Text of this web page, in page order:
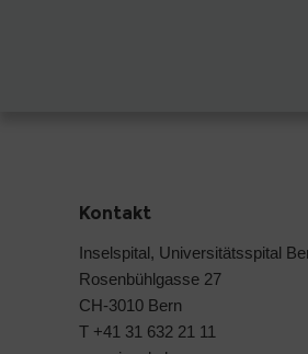
Kontakt
Inselspital, Universitätsspital
Rosenbühlgasse 27
CH-3010 Bern
T +41 31 632 21 11